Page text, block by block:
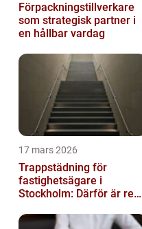
Förpackningstillverkare
som strategisk partner i
en hållbar vardag
17 mars 2026
Trappstädning för
fastighetsägare i
Stockholm: Därför är rena
investering